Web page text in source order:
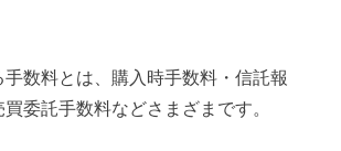
数料とは、購入時手数料・信託報
委託手数料などさまざまです。